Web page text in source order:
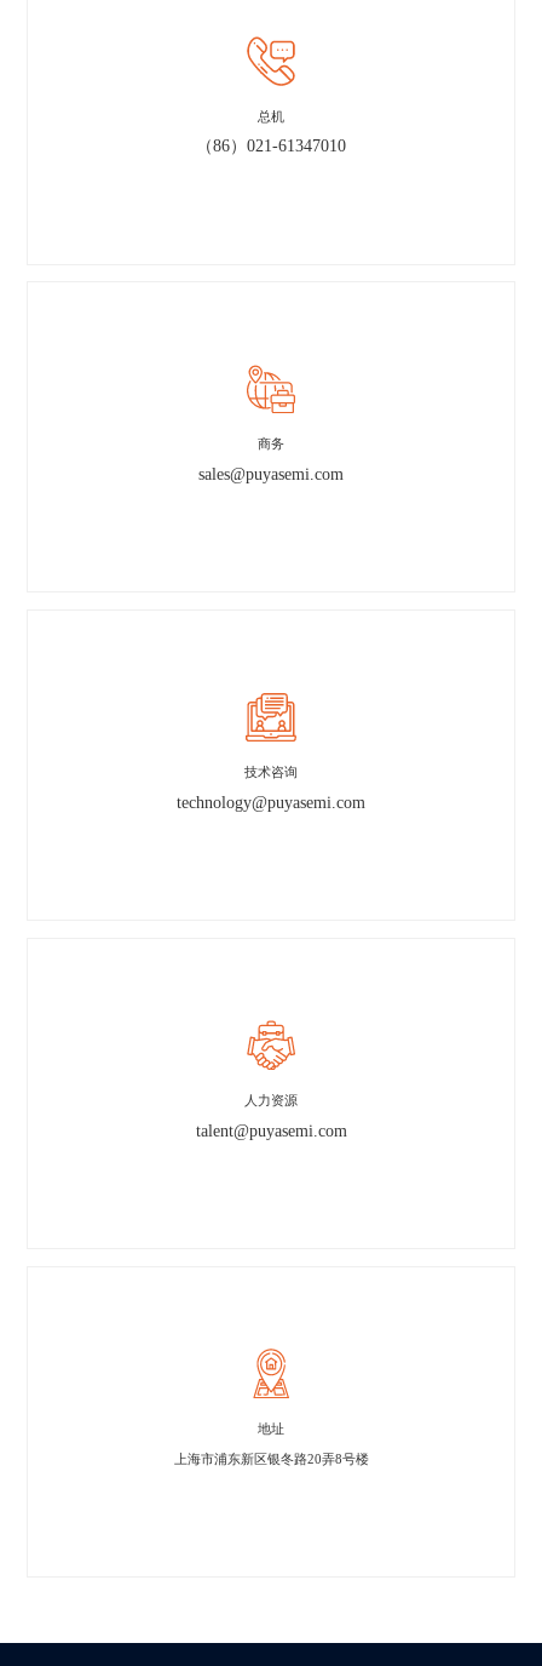
总机
（86）021-61347010
商务
sales@puyasemi.com
技术咨询
technology@puyasemi.com
人力资源
talent@puyasemi.com
地址
上海市浦东新区银冬路20弄8号楼